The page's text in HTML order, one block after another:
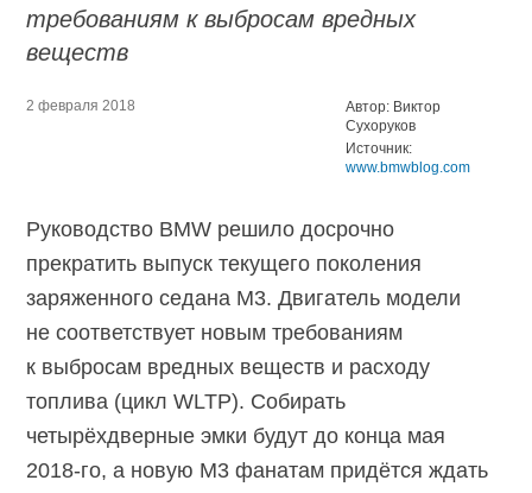
требованиям к выбросам вредных
веществ
2 февраля 2018
Автор: Виктор
Сухоруков
Источник:
www.bmwblog.com
Руководство BMW решило досрочно
прекратить выпуск текущего поколения
заряженного седана M3. Двигатель модели
не соответствует новым требованиям
к выбросам вредных веществ и расходу
топлива (цикл WLTP). Собирать
четырёхдверные эмки будут до конца мая
2018-го, а новую M3 фанатам придётся ждать